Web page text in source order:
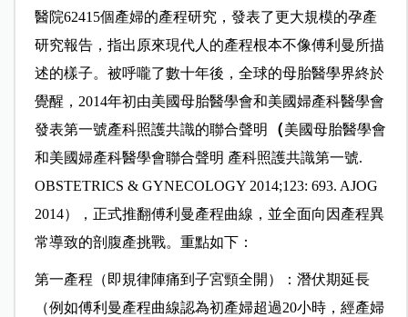
醫院62415個產婦的產程研究，發表了更大規模的孕產
研究報告，指出原來現代人的產程根本不像傅利曼所描
述的樣子。被呼嚨了數十年後，全球的母胎醫學界終於
覺醒，2014年初由美國母胎醫學會和美國婦產科醫學會
發表第一號產科照護共識的聯合聲明
（美國母胎醫學會
和美國婦產科醫學會聯合聲明 產科照護共識第一號.
OBSTETRICS & GYNECOLOGY 2014;123: 693. AJOG
2014），正式推翻傅利曼產程曲線，並全面向因產程異
常導致的剖腹產挑戰。重點如下：
第一產程（即規律陣痛到子宮頸全開）：潛伏期延長
（例如傅利曼產程曲線認為初產婦超過20小時，經產婦